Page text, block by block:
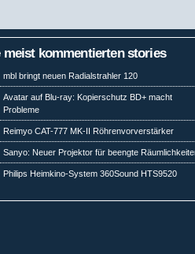
meist kommentierten stories
mbl bringt neuen Radialstrahler 120
Avatar auf Blu-ray: Kopierschutz BD+ macht
Probleme
Reimyo CAT-777 MK-II Röhrenvorverstärker
Sanyo: Neuer Projektor für beengte
Philips Heimkino-System 360Sound HTS9520